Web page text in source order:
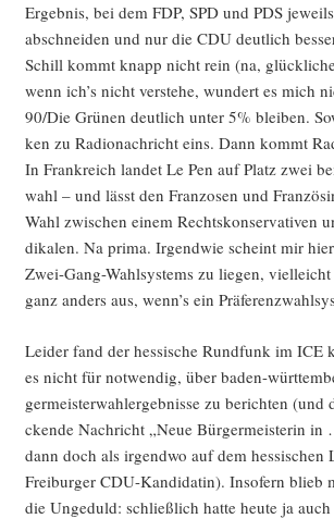
Ergeb­nis, bei dem FDP, SPD und PDS
abschnei­den und nur die CDU deut­lich
Schill kommt knapp nicht rein (na,
wenn ich’s nicht ver­ste­he, wun­dert es mich
90/Die Grü­nen deut­lich unter 5% blei­ben.
ken zu Radio­nach­richt eins. Dann kommt
In Frank­reich lan­det Le Pen auf Platz zwei
wahl – und lässt den Fran­zo­sen und
Wahl zwi­schen einem Rechts­kon­ser­va­ti­ven
di­ka­len. Na pri­ma. Irgend­wie scheint mir
Zwei-Gang-Wahl­sys­tems zu lie­gen, viel­leicht
ganz anders aus, wenn’s ein
Lei­der fand der hes­si­sche Rund­funk im ICE
es nicht für not­wen­dig, über baden-
ger­meis­ter­wahl­er­geb­nis­se zu berich­ten (und
cken­de Nach­richt „Neue Bür­ger­meis­te­rin in
dann doch als irgend­wo auf dem hes­si­schen
Frei­bur­ger CDU-Kan­di­da­tin). Inso­fern blieb
die Unge­duld: schließ­lich hat­te heu­te ja